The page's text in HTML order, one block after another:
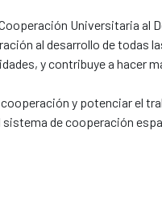
Universitaria al
al desarrollo de todas
y contribuye a hacer
y potenciar el
de cooperación